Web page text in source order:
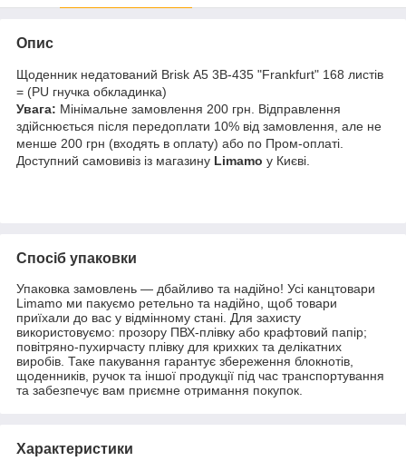
Опис
Щоденник недатований Brisk А5 3В-435 "Frankfurt" 168 листів
= (PU гнучка обкладинка)
Увага: Мінімальне замовлення 200 грн. Відправлення
здійснюється після передоплати 10% від замовлення, але не
менше 200 грн (входять в оплату) або по Пром-оплаті.
Доступний самовивіз із магазину Limamo у Києві.
Спосіб упаковки
Упаковка замовлень — дбайливо та надійно! Усі канцтовари
Limamo ми пакуємо ретельно та надійно, щоб товари
приїхали до вас у відмінному стані. Для захисту
використовуємо: прозору ПВХ-плівку або крафтовий папір;
повітряно-пухирчасту плівку для крихких та делікатних
виробів. Таке пакування гарантує збереження блокнотів,
щоденників, ручок та іншої продукції під час транспортування
та забезпечує вам приємне отримання покупок.
Характеристики